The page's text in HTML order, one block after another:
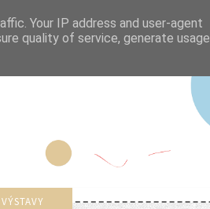
VÝSTAVY
Your IP address and user-agent
quality of service, generate usage